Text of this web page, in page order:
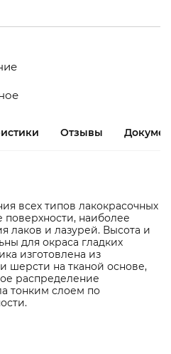
Отзывы
всех типов лакокрасочных
наиболее
лаков и лазурей. Высота и
для окраса гладких
изготовлена из
шерсти на тканой основе,
распределение
тонким слоем по